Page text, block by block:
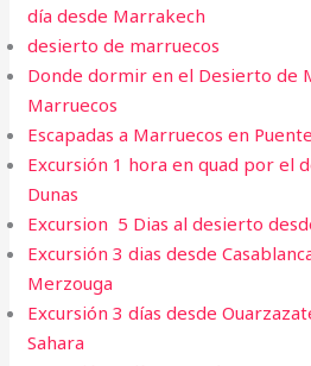
día desde Marrakech
desierto de marruecos
Donde dormir en el Desierto de
Marruecos
Escapadas a Marruecos en
Excursión 1 hora en quad por el
Dunas
Excursion 5 Dias al desierto
Excursión 3 dias desde
Merzouga
Excursión 3 días desde
Sahara